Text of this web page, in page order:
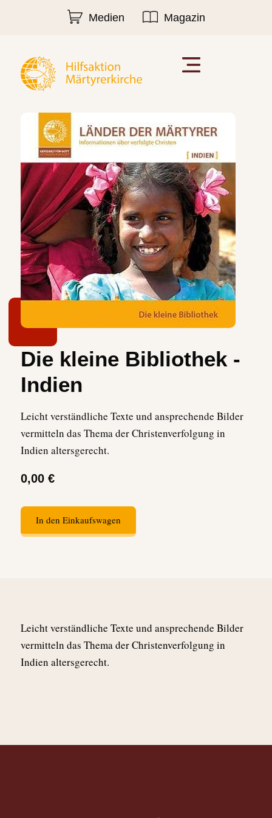
Medien Magazin
Die kleine Bibliothek -
Indien
Leicht verständliche Texte und ansprechende Bilder
vermitteln das Thema der Christenverfolgung in
Indien altersgerecht.
0,00 €
In den Einkaufswagen
Leicht verständliche Texte und ansprechende Bilder
vermitteln das Thema der Christenverfolgung in
Indien altersgerecht.